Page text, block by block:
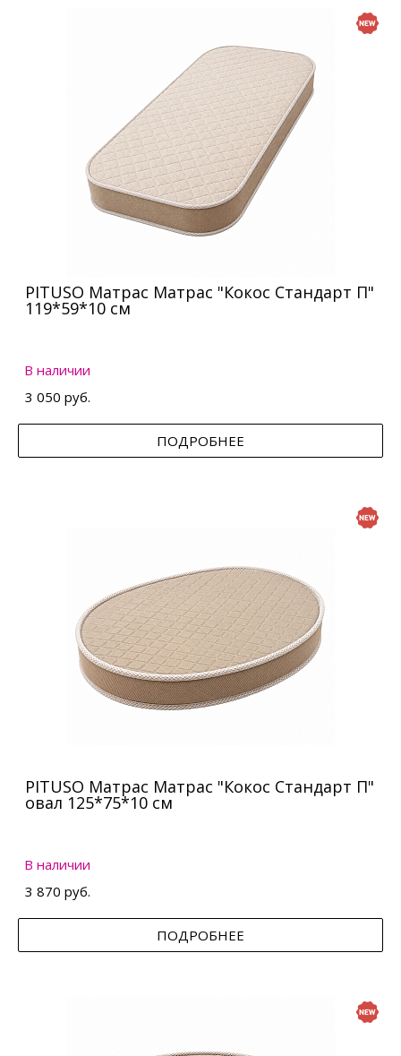
PITUSO Матрас Матрас "Кокос Стандарт П"
119*59*10 см
В наличии
3 050 руб.
ПОДРОБНЕЕ
PITUSO Матрас Матрас "Кокос Стандарт П"
овал 125*75*10 см
В наличии
3 870 руб.
ПОДРОБНЕЕ